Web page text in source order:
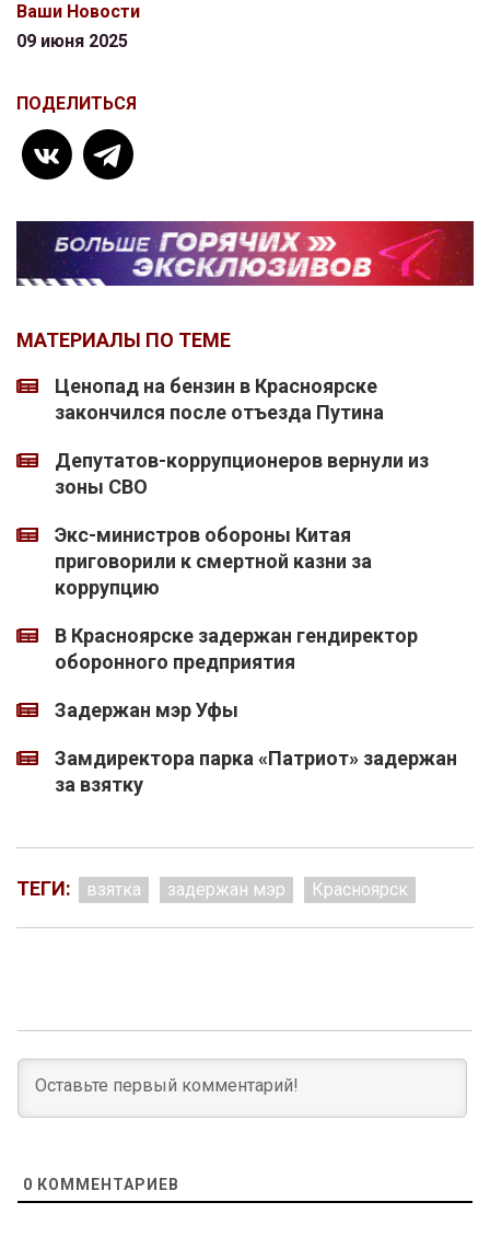
Ваши Новости
09 июня 2025
ПОДЕЛИТЬСЯ
МАТЕРИАЛЫ ПО ТЕМЕ
Ценопад на бензин в Красноярске
закончился после отъезда Путина
Депутатов-коррупционеров вернули из
зоны СВО
Экс-министров обороны Китая
приговорили к смертной казни за
коррупцию
В Красноярске задержан гендиректор
оборонного предприятия
Задержан мэр Уфы
Замдиректора парка «Патриот» задержан
за взятку
ТЕГИ: взятка задержан мэр Красноярск
0 КОММЕНТАРИЕВ